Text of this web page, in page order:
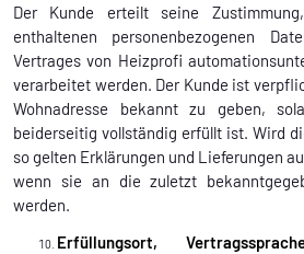
Der Kunde erteilt seine
enthaltenen personenbezogenen
Vertrages von Heizprofi
verarbeitet werden. Der Kunde ist
Wohnadresse bekannt zu geben,
beiderseitig vollständig erfüllt ist. Wird
so gelten Erklärungen und Lieferungen
wenn sie an die zuletzt
werden.
Erfüllungsort,